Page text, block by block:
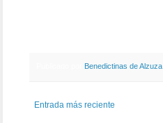
Benedictinas de Alzuza
Entrada más reciente